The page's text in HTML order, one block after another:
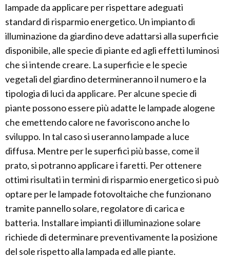
lampade da applicare per rispettare adeguati
standard di risparmio energetico. Un impianto di
illuminazione da giardino deve adattarsi alla superficie
disponibile, alle specie di piante ed agli effetti luminosi
che si intende creare. La superficie e le specie
vegetali del giardino determineranno il numero e la
tipologia di luci da applicare. Per alcune specie di
piante possono essere più adatte le lampade alogene
che emettendo calore ne favoriscono anche lo
sviluppo. In tal caso si useranno lampade a luce
diffusa. Mentre per le superfici più basse, come il
prato, si potranno applicare i faretti. Per ottenere
ottimi risultati in termini di risparmio energetico si può
optare per le lampade fotovoltaiche che funzionano
tramite pannello solare, regolatore di carica e
batteria. Installare impianti di illuminazione solare
richiede di determinare preventivamente la posizione
del sole rispetto alla lampada ed alle piante.